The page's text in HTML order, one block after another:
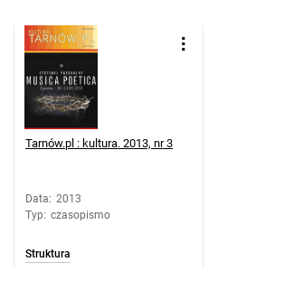
Tarnów.pl : kultura. 2013, nr 3
Data: 2013
Typ: czasopismo
Struktura